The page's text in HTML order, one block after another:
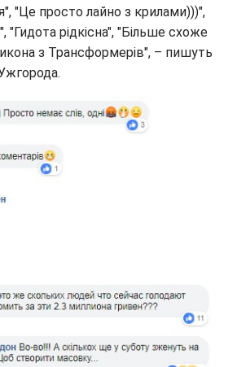
"Це просто лайно з крилами)))",
"Гидота рідкісна", "Більше схоже
з Трансформерів", – пишуть